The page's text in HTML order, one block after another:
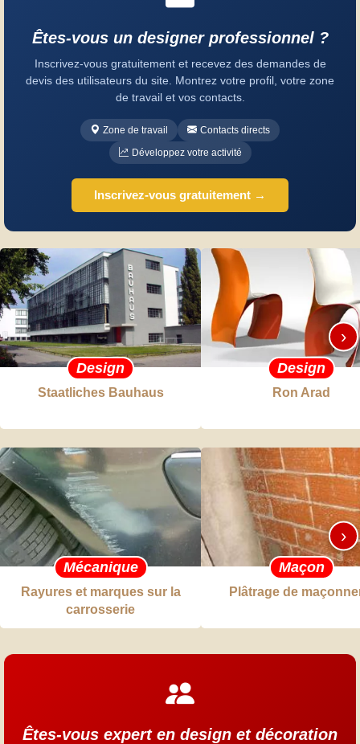
Êtes-vous un designer professionnel ?
Inscrivez-vous gratuitement et recevez des demandes de
devis des utilisateurs du site. Montrez votre profil, votre zone
de travail et vos contacts.
Zone de travail
Contacts directs
Développez votre activité
Inscrivez-vous gratuitement →
Design
Staatliches Bauhaus
Design
Ron Arad
›
Mécanique
Rayures et marques sur la
carrosserie
Maçon
Plâtrage de
›
Êtes-vous expert en design et décoration